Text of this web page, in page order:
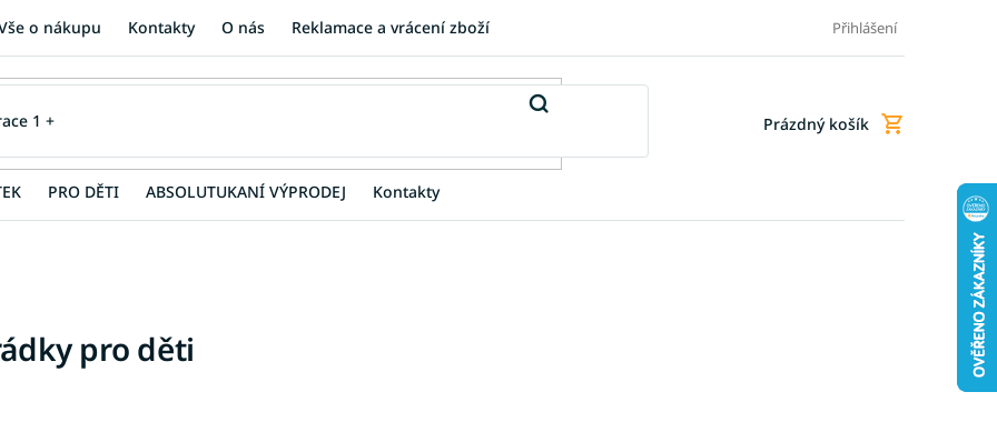
o nákupu Kontakty O nás Reklamace a vrácení zboží Obchodní podmínky
Přihlášení
Nákupní
Prázdný košík
PRO DĚTI ABSOLUTUKANÍ VÝPRODEJ Kontakty
pro děti